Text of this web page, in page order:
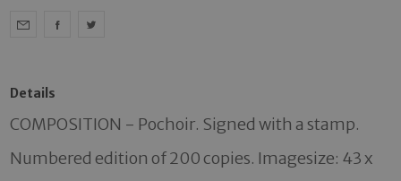
Details
COMPOSITION - Pochoir. Signed with a stamp.
Numbered edition of 200 copies. Imagesize: 43 x